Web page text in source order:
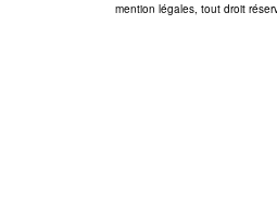
mention légales, tout droit